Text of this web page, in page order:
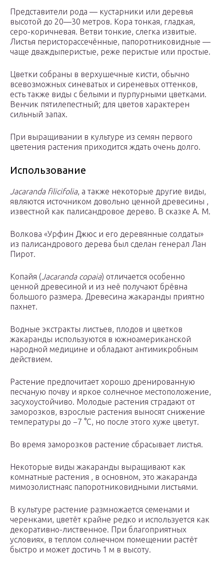
Представители рода — кустарники или деревья
высотой до 20—30 метров. Кора тонкая, гладкая,
серо-коричневая. Ветви тонкие, слегка извитые.
Листья перисторассечённые, папоротниковидные —
чаще дваждыперистые, реже перистые или простые.
Цветки собраны в верхушечные кисти, обычно
всевозможных синеватых и сиреневых оттенков,
есть также виды с белыми и пурпурными цветками.
Венчик пятилепестный; для цветов характерен
сильный запах.
При выращивании в культуре из семян первого
цветения растения приходится ждать очень долго.
Использование
Jacaranda filicifolia, а также некоторые другие виды,
являются источником довольно ценной древесины ,
известной как палисандровое дерево. В сказке А. М.
Волкова «Урфин Джюс и его деревянные солдаты»
из палисандрового дерева был сделан генерал Лан
Пирот.
Копайя (Jacaranda copaia) отличается особенно
ценной древесиной и из неё получают брёвна
большого размера. Древесина жакаранды приятно
пахнет.
Водные экстракты листьев, плодов и цветков
жакаранды используются в южноамериканской
народной медицине и обладают антимикробным
действием.
Растение предпочитает хорошо дренированную
песчаную почву и яркое солнечное местоположение,
засухоустойчиво. Молодые растения страдают от
заморозков, взрослые растения выносят снижение
температуры до −7 °C, но после этого хуже цветут.
Во время заморозков растение сбрасывает листья.
Некоторые виды жакаранды выращивают как
комнатные растения , в основном, это жакаранда
мимозолистнаяс папоротниковидными листьями.
В культуре растение размножается семенами и
черенками, цветёт крайне редко и используется как
декоративно-лиственное. При благоприятных
условиях, в теплом солнечном помещении растёт
быстро и может достичь 1 м в высоту.